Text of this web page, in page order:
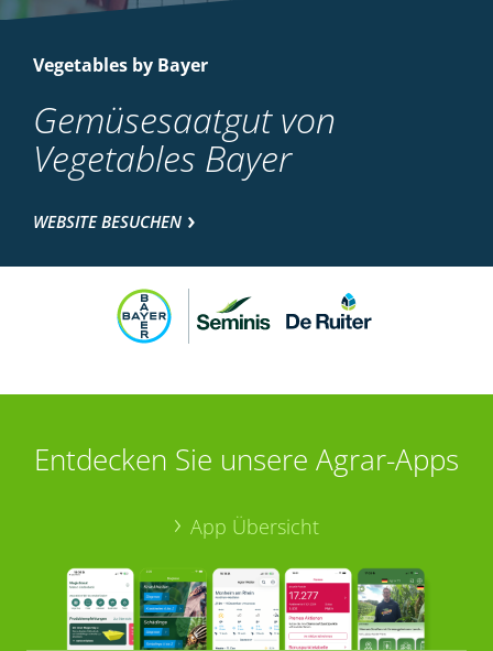
Vegetables by Bayer
Gemüsesaatgut von
Vegetables Bayer
WEBSITE BESUCHEN
Entdecken Sie unsere Agrar-Apps
App Übersicht